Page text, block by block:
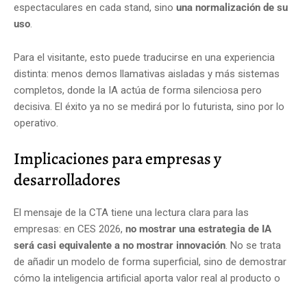
espectaculares en cada stand, sino una normalización de su
uso.
Para el visitante, esto puede traducirse en una experiencia
distinta: menos demos llamativas aisladas y más sistemas
completos, donde la IA actúa de forma silenciosa pero
decisiva. El éxito ya no se medirá por lo futurista, sino por lo
operativo.
Implicaciones para empresas y
desarrolladores
El mensaje de la CTA tiene una lectura clara para las
empresas: en CES 2026, no mostrar una estrategia de IA
será casi equivalente a no mostrar innovación. No se trata
de añadir un modelo de forma superficial, sino de demostrar
cómo la inteligencia artificial aporta valor real al producto o